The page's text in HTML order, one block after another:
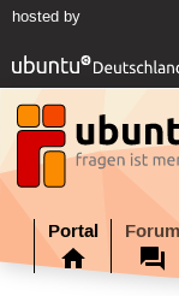
hosted by
Portal Forum